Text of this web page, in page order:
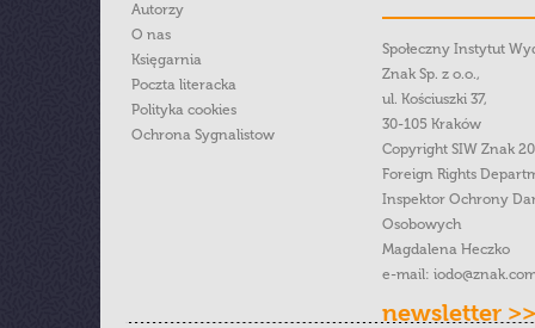
Autorzy
O nas
Księgarnia
Poczta literacka
Polityka cookies
Ochrona Sygnalistow
Społeczny Instytut
Znak Sp. z o.o.,
ul. Kościuszki 37,
30-105 Kraków
Copyright SIW Znak
Foreign Rights
Inspektor Ochrony
Osobowych
Magdalena Heczko
e-mail:
newsletter >>